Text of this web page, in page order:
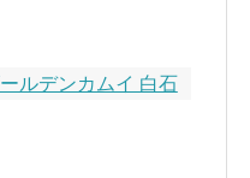
ルデンカムイ 白石